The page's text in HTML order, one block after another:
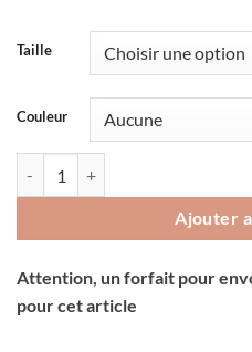
initial
était :
999.00CHF.
Taille
Couleur
Ajouter
Attention, un forfait pour
pour cet article